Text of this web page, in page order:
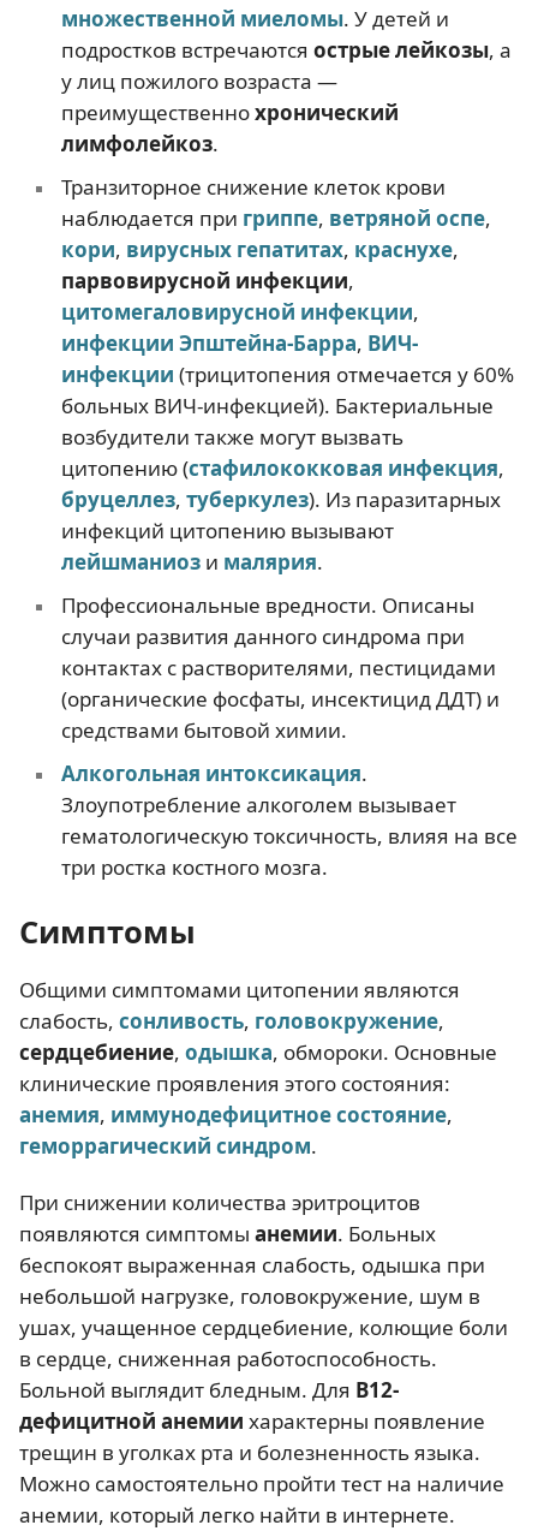
множественной миеломы. У детей и
подростков встречаются острые лейкозы, а
у лиц пожилого возраста —
преимущественнохронический
лимфолейкоз.
Транзиторное снижение клеток крови
наблюдается при гриппе, ветряной оспе,
кори, вирусных гепатитах, краснухе,
парвовирусной инфекции,
цитомегаловирусной инфекции,
инфекции Эпштейна-Барра, ВИЧ-
инфекции (трицитопения отмечается у 60%
больных ВИЧ-инфекцией). Бактериальные
возбудители также могут вызвать
цитопению (стафилококковая инфекция,
бруцеллез, туберкулез). Из паразитарных
инфекций цитопению вызывают
лейшманиози малярия.
Профессиональные вредности. Описаны
случаи развития данного синдрома при
контактах с растворителями, пестицидами
(органические фосфаты, инсектицид ДДТ) и
средствами бытовой химии.
Алкогольная интоксикация.
Злоупотребление алкоголем вызывает
гематологическую токсичность, влияя на все
три ростка костного мозга.
Симптомы
Общими симптомами цитопении являются
слабость, сонливость, головокружение,
сердцебиение, одышка, обмороки. Основные
клинические проявления этого состояния:
анемия, иммунодефицитное состояние,
геморрагический синдром.
При снижении количества эритроцитов
появляются симптомы анемии. Больных
беспокоят выраженная слабость, одышка при
небольшой нагрузке, головокружение, шум в
ушах, учащенное сердцебиение, колющие боли
в сердце, сниженная работоспособность.
Больной выглядит бледным. Для В12-
дефицитной анемии характерны появление
трещин в уголках рта и болезненность языка.
Можно самостоятельно пройти тест на наличие
анемии, который легко найти в интернете.